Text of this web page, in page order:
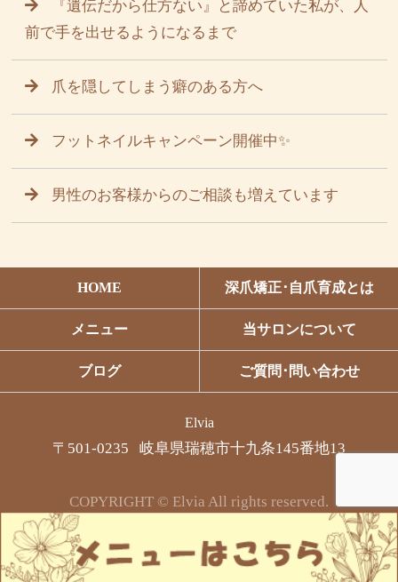
『遺伝だから仕方ない』と諦めていた私が、人
前で手を出せるようになるまで
爪を隠してしまう癖のある方へ
フットネイルキャンペーン開催中✨
男性のお客様からのご相談も増えています
HOME 深爪矯正･自爪育成とは
メニュー 当サロンについて
ブログ ご質問･問い合わせ
Elvia
〒501-0235 岐阜県瑞穂市十九条145番地13
COPYRIGHT © Elvia All rights reserved.